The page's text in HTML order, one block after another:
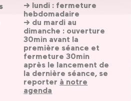
→ lundi : fermeture
hebdomadaire
→ du mardi au
dimanche : ouverture
30min avant la
première séance et
fermeture 30min
après le lancement de
la dernière séance, se
reporter à notre
agenda